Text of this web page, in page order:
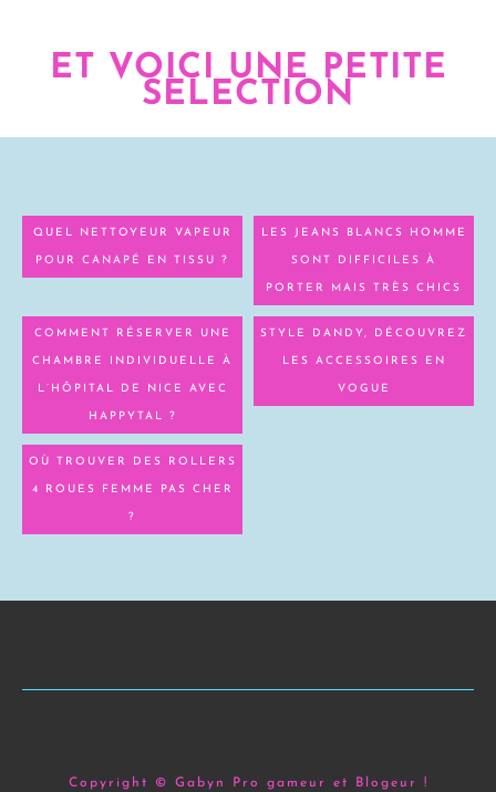
ET VOICI UNE PETITE
SELECTION
QUEL NETTOYEUR VAPEUR
POUR CANAPÉ EN TISSU ?
LES JEANS BLANCS HOMME
SONT DIFFICILES À
PORTER MAIS TRÈS CHICS
COMMENT RÉSERVER UNE
CHAMBRE INDIVIDUELLE À
L’HÔPITAL DE NICE AVEC
HAPPYTAL ?
STYLE DANDY, DÉCOUVREZ
LES ACCESSOIRES EN
VOGUE
OÙ TROUVER DES ROLLERS
4 ROUES FEMME PAS CHER
?
Copyright © Gabyn Pro gameur et Blogeur !